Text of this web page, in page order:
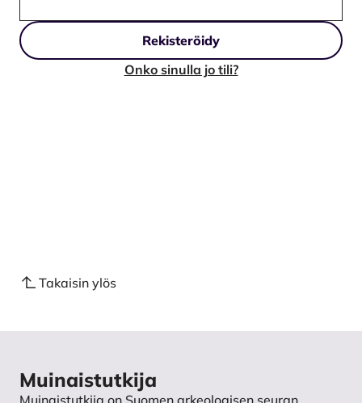
Rekisteröidy
Onko sinulla jo tili?
Takaisin ylös
Muinaistutkija
Muinaistutkija on Suomen arkeologisen seuran